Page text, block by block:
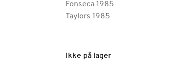
Fonseca 1985
Taylors 1985
Ikke på lager